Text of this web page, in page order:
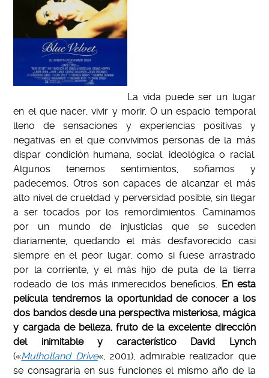
La vida puede ser un lugar
en el que nacer, vivir y morir. O un espacio temporal
lleno de sensaciones y experiencias positivas y
negativas en el que convivimos personas de la más
dispar condición humana, social, ideológica o racial.
Algunos tenemos sentimientos, soñamos y
padecemos. Otros son capaces de alcanzar el más
alto nivel de crueldad y perversidad posible, sin llegar
a ser tocados por los remordimientos. Caminamos
por un mundo de injusticias que se suceden
diariamente, quedando el más desfavorecido casi
siempre en el peor lugar, como si fuese arrastrado
por la corriente, y el más hijo de puta de la tierra
rodeado de los más inmerecidos beneficios. En esta
película tendremos la oportunidad de conocer a los
dos bandos desde una perspectiva misteriosa, mágica
y cargada de belleza, fruto de la excelente dirección
del inimitable y característico
David Lynch
(«Mulholland Drive«, 2001), admirable realizador que
se consagraría en sus funciones el mismo año de la